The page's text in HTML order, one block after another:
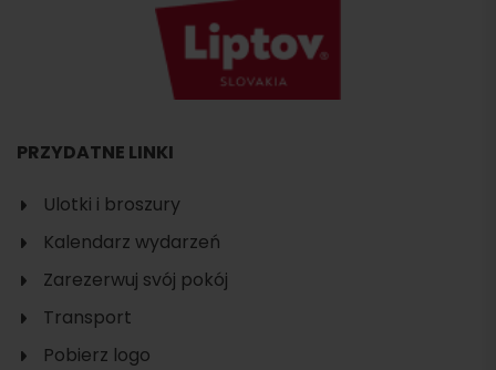
PRZYDATNE LINKI
Ulotki i broszury
Kalendarz wydarzeń
Zarezerwuj svój pokój
Transport
Pobierz logo